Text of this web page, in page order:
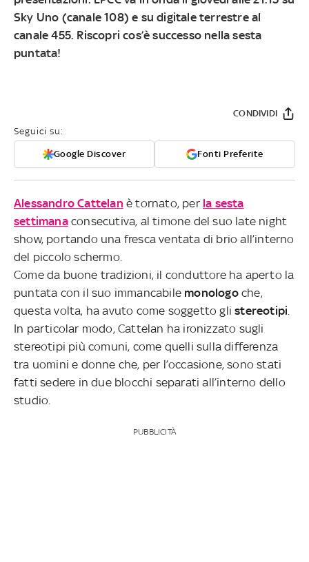
Sky Uno (canale 108) e su digitale terrestre al
canale 455. Riscopri cos’è successo nella sesta
puntata!
Seguici su:
Google Discover Fonti Preferite
CONDIVIDI
Alessandro Cattelan è tornato, per la sesta
settimanaconsecutiva, al timone del suo late night
show, portando una fresca ventata di brio all’interno
del piccolo schermo.
Come da buone tradizioni, il conduttore ha aperto la
puntata con il suo immancabile monologoche,
questa volta, ha avuto come soggetto gli stereotipi
In particolar modo, Cattelan ha ironizzato sugli
stereotipi più comuni, come quelli sulla differenza
tra uomini e donne che, per l’occasione, sono stati
fatti sedere in due blocchi separati all’interno dello
studio.
PUBBLICITÀ